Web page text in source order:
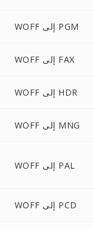
WOFF إلى PGM
WOFF إلى FAX
WOFF إلى HDR
WOFF إلى MNG
WOFF إلى PAL
WOFF إلى PCD